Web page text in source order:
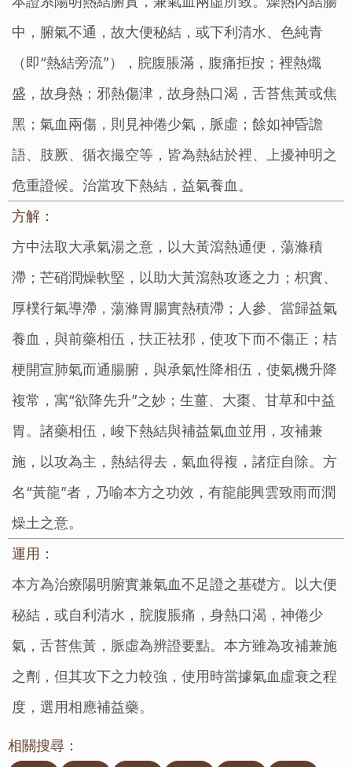
中，腑氣不通，故大便秘結，或下利清水、色純青
（即“熱結旁流”），脘腹脹滿，腹痛拒按；裡熱熾
盛，故身熱；邪熱傷津，故身熱口渴，舌苔焦黃或焦
黑；氣血兩傷，則見神倦少氣，脈虛；餘如神昏譫
語、肢厥、循衣撮空等，皆為熱結於裡、上擾神明之
危重證候。治當攻下熱結，益氣養血。
方解：
方中法取大承氣湯之意，以大黃瀉熱通便，蕩滌積
滯；芒硝潤燥軟堅，以助大黃瀉熱攻逐之力；枳實、
厚樸行氣導滯，蕩滌胃腸實熱積滯；人參、當歸益氣
養血，與前藥相伍，扶正祛邪，使攻下而不傷正；桔
梗開宣肺氣而通腸腑，與承氣性降相伍，使氣機升降
複常，寓“欲降先升”之妙；生薑、大棗、甘草和中益
胃。諸藥相伍，峻下熱結與補益氣血並用，攻補兼
施，以攻為主，熱結得去，氣血得複，諸症自除。方
名“黃龍”者，乃喻本方之功效，有龍能興雲致雨而潤
燥土之意。
運用：
本方為治療陽明腑實兼氣血不足證之基礎方。以大便
秘結，或自利清水，脘腹脹痛，身熱口渴，神倦少
氣，舌苔焦黃，脈虛為辨證要點。本方雖為攻補兼施
之劑，但其攻下之力較強，使用時當據氣血虛衰之程
度，選用相應補益藥。
相關搜尋：